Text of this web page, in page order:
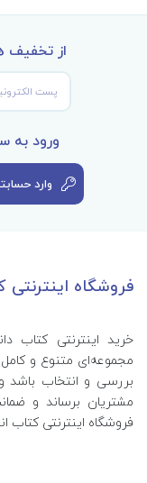
از تخفیف
ورود به
وارد
فروشگاه
خرید اینترنتی کتاب‌
مجموعه‌ای متنوع و کامل
بررسی و انتخاب
مشتریان برساند و
فروشگاه اینترنتی کتاب